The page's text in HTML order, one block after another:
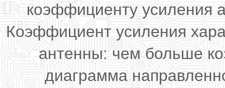
коэффициенту усиления
Коэффициент усиления
антенны: чем больше
диаграмма